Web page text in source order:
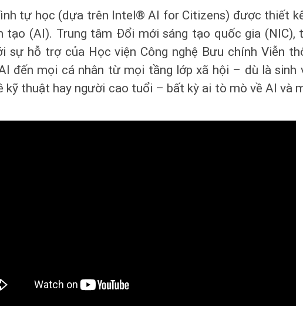
tự học (dựa trên Intel® AI for Citizens) được thiết
tạo (AI). Trung tâm Đổi mới sáng tạo quốc gia (NIC),
sự hỗ trợ của Học viện Công nghệ Bưu chính Viễn
đến mọi cá nhân từ mọi tầng lớp xã hội – dù là sinh
kỹ thuật hay người cao tuổi – bất kỳ ai tò mò về AI và